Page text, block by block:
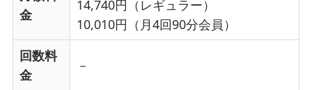
金
14,740円（レギュラー）
10,010円（月4回90分会員）
回数料
金
－